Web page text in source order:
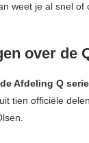
weet je al snel
over de
Afdeling Q
tien officiële